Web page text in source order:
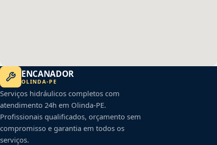
ENCANADOR
OLINDA-PE
Serviços hidráulicos completos com
atendimento 24h em Olinda-PE.
Profissionais qualificados, orçamento sem
compromisso e garantia em todos os
serviços.